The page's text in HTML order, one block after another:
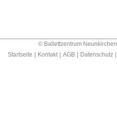
© Ballettzentrum Neunkirchen
Startseite
Kontakt AGB Datenschutz